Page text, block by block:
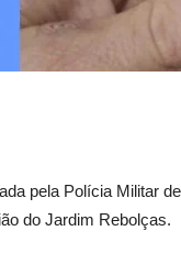
pela Polícia Militar
do Jardim Rebolças.